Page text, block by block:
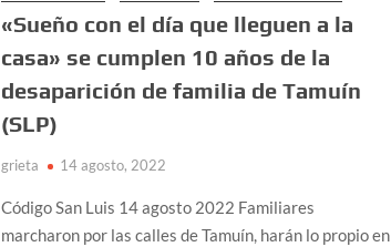
«Sueño con el día que lleguen a la
casa» se cumplen 10 años de la
desaparición de familia de Tamuín
(SLP)
grieta 14 agosto, 2022
Código San Luis 14 agosto 2022 Familiares
marcharon por las calles de Tamuín, harán lo propio en